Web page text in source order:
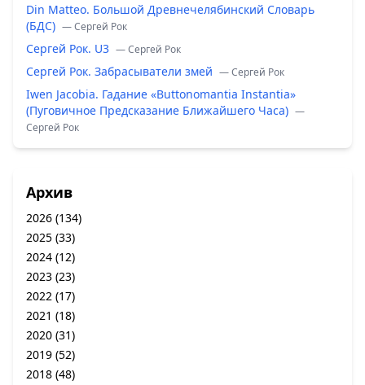
Din Matteo. Большой Древнечелябинский Словарь
(БДС) — Сергей Рок
Сергей Рок. U3 — Сергей Рок
Сергей Рок. Забрасыватели змей — Сергей Рок
Iwen Jacobia. Гадание «Buttonomantia Instantia»
(Пуговичное Предсказание Ближайшего Часа) —
Сергей Рок
Архив
2026 (134)
2025 (33)
2024 (12)
2023 (23)
2022 (17)
2021 (18)
2020 (31)
2019 (52)
2018 (48)